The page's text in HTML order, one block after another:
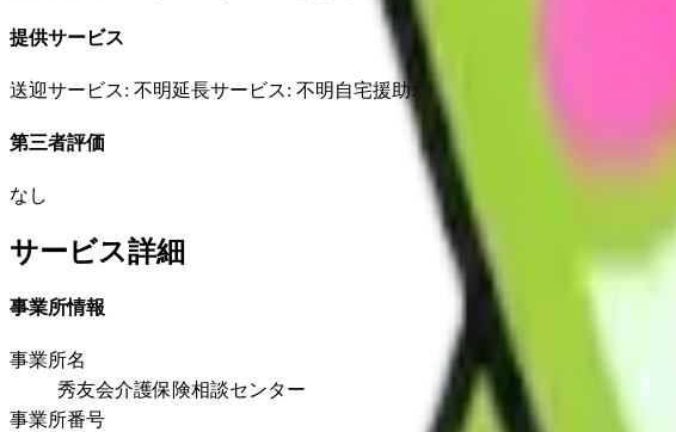
提供サービス
送迎サービス: 不明延長サービス: 不明 自宅援助: 不明
第三者評価
なし
サービス詳細
事業所情報
事業所名
秀友会介護保険相談センター
事業所番号